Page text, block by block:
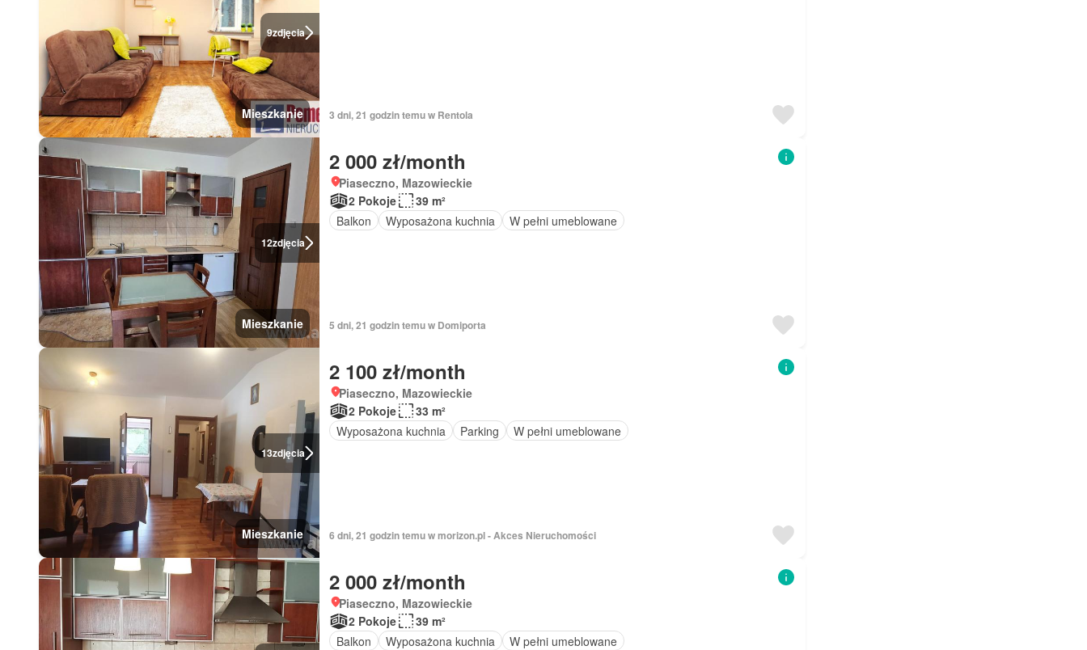
9zdjęcia
Mieszkanie 3 dni, 21 godzin temu w Rentola
12zdjęcia
Mieszkanie
2 000 zł/month
Piaseczno, Mazowieckie
2 Pokoje
39 m²
Balkon
Wyposażona kuchnia W pełni umeblowane
5 dni, 21 godzin temu w Domiporta
13zdjęcia
Mieszkanie
2 100 zł/month
Piaseczno, Mazowieckie
2 Pokoje
33 m²
Wyposażona kuchnia
Parking W pełni umeblowane
6 dni, 21 godzin temu w morizon.pl - Akces Nieruchomości
2 000 zł/month
Piaseczno, Mazowieckie
2 Pokoje
39 m²
Balkon
Wyposażona kuchnia W pełni umeblowane